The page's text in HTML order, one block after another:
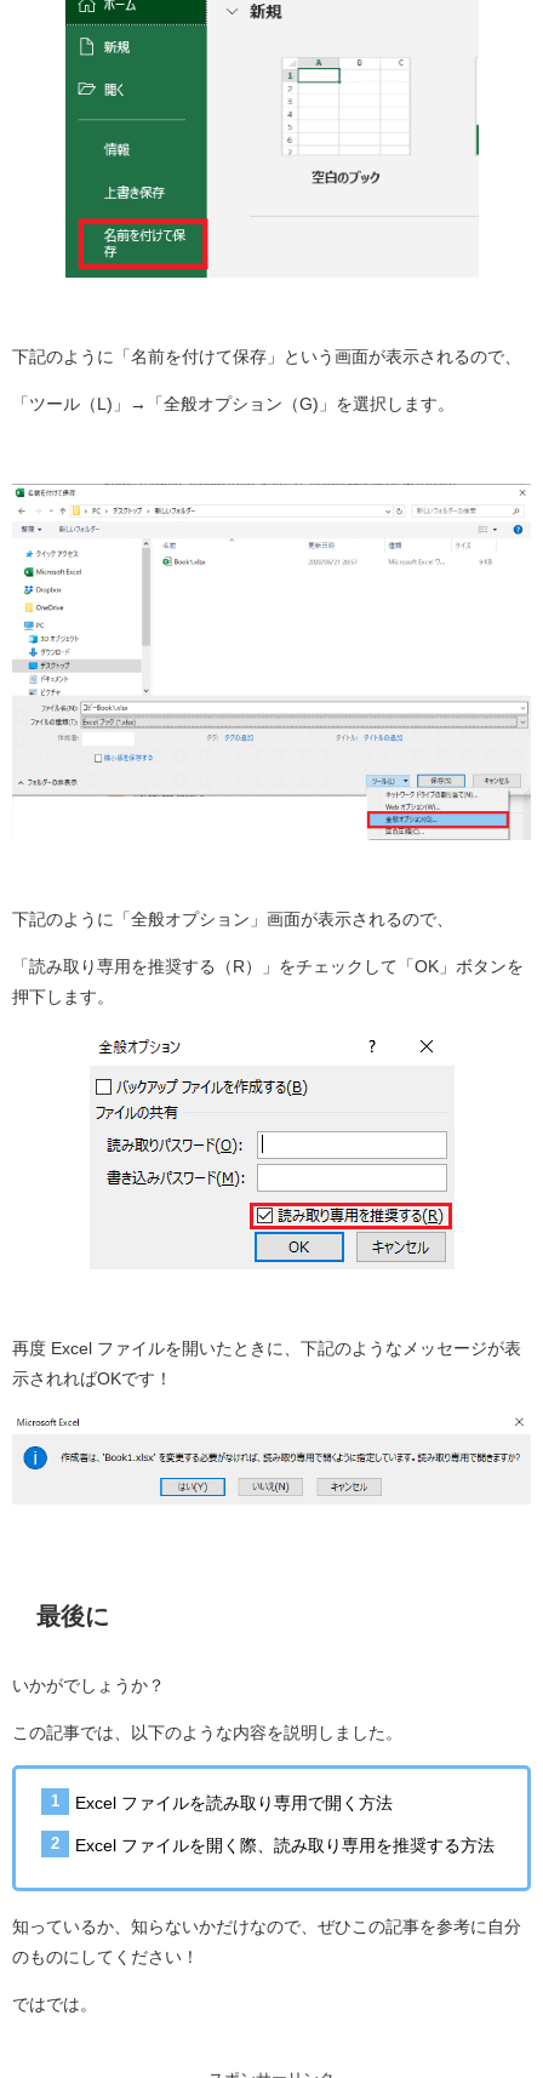
下記のように「名前を付けて保存」という画面が表示されるので、
「ツール（L)」→「全般オプション（G)」を選択します。
下記のように「全般オプション」画面が表示されるので、
「読み取り専用を推奨する（R）」をチェックして「OK」ボタンを
押下します。
再度 Excel ファイルを開いたときに、下記のようなメッセージが表
示されればOKです！
最後に
いかがでしょうか？
この記事では、以下のような内容を説明しました。
Excel ファイルを読み取り専用で開く方法
Excel ファイルを開く際、読み取り専用を推奨する方法
知っているか、知らないかだけなので、ぜひこの記事を参考に自分
のものにしてください！
ではでは。